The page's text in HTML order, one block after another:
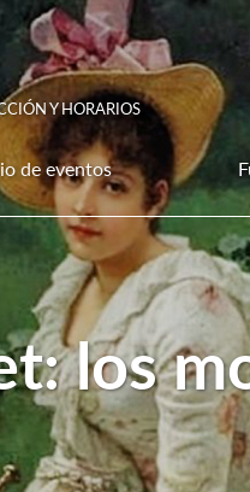
Y HORARIOS
de eventos
los